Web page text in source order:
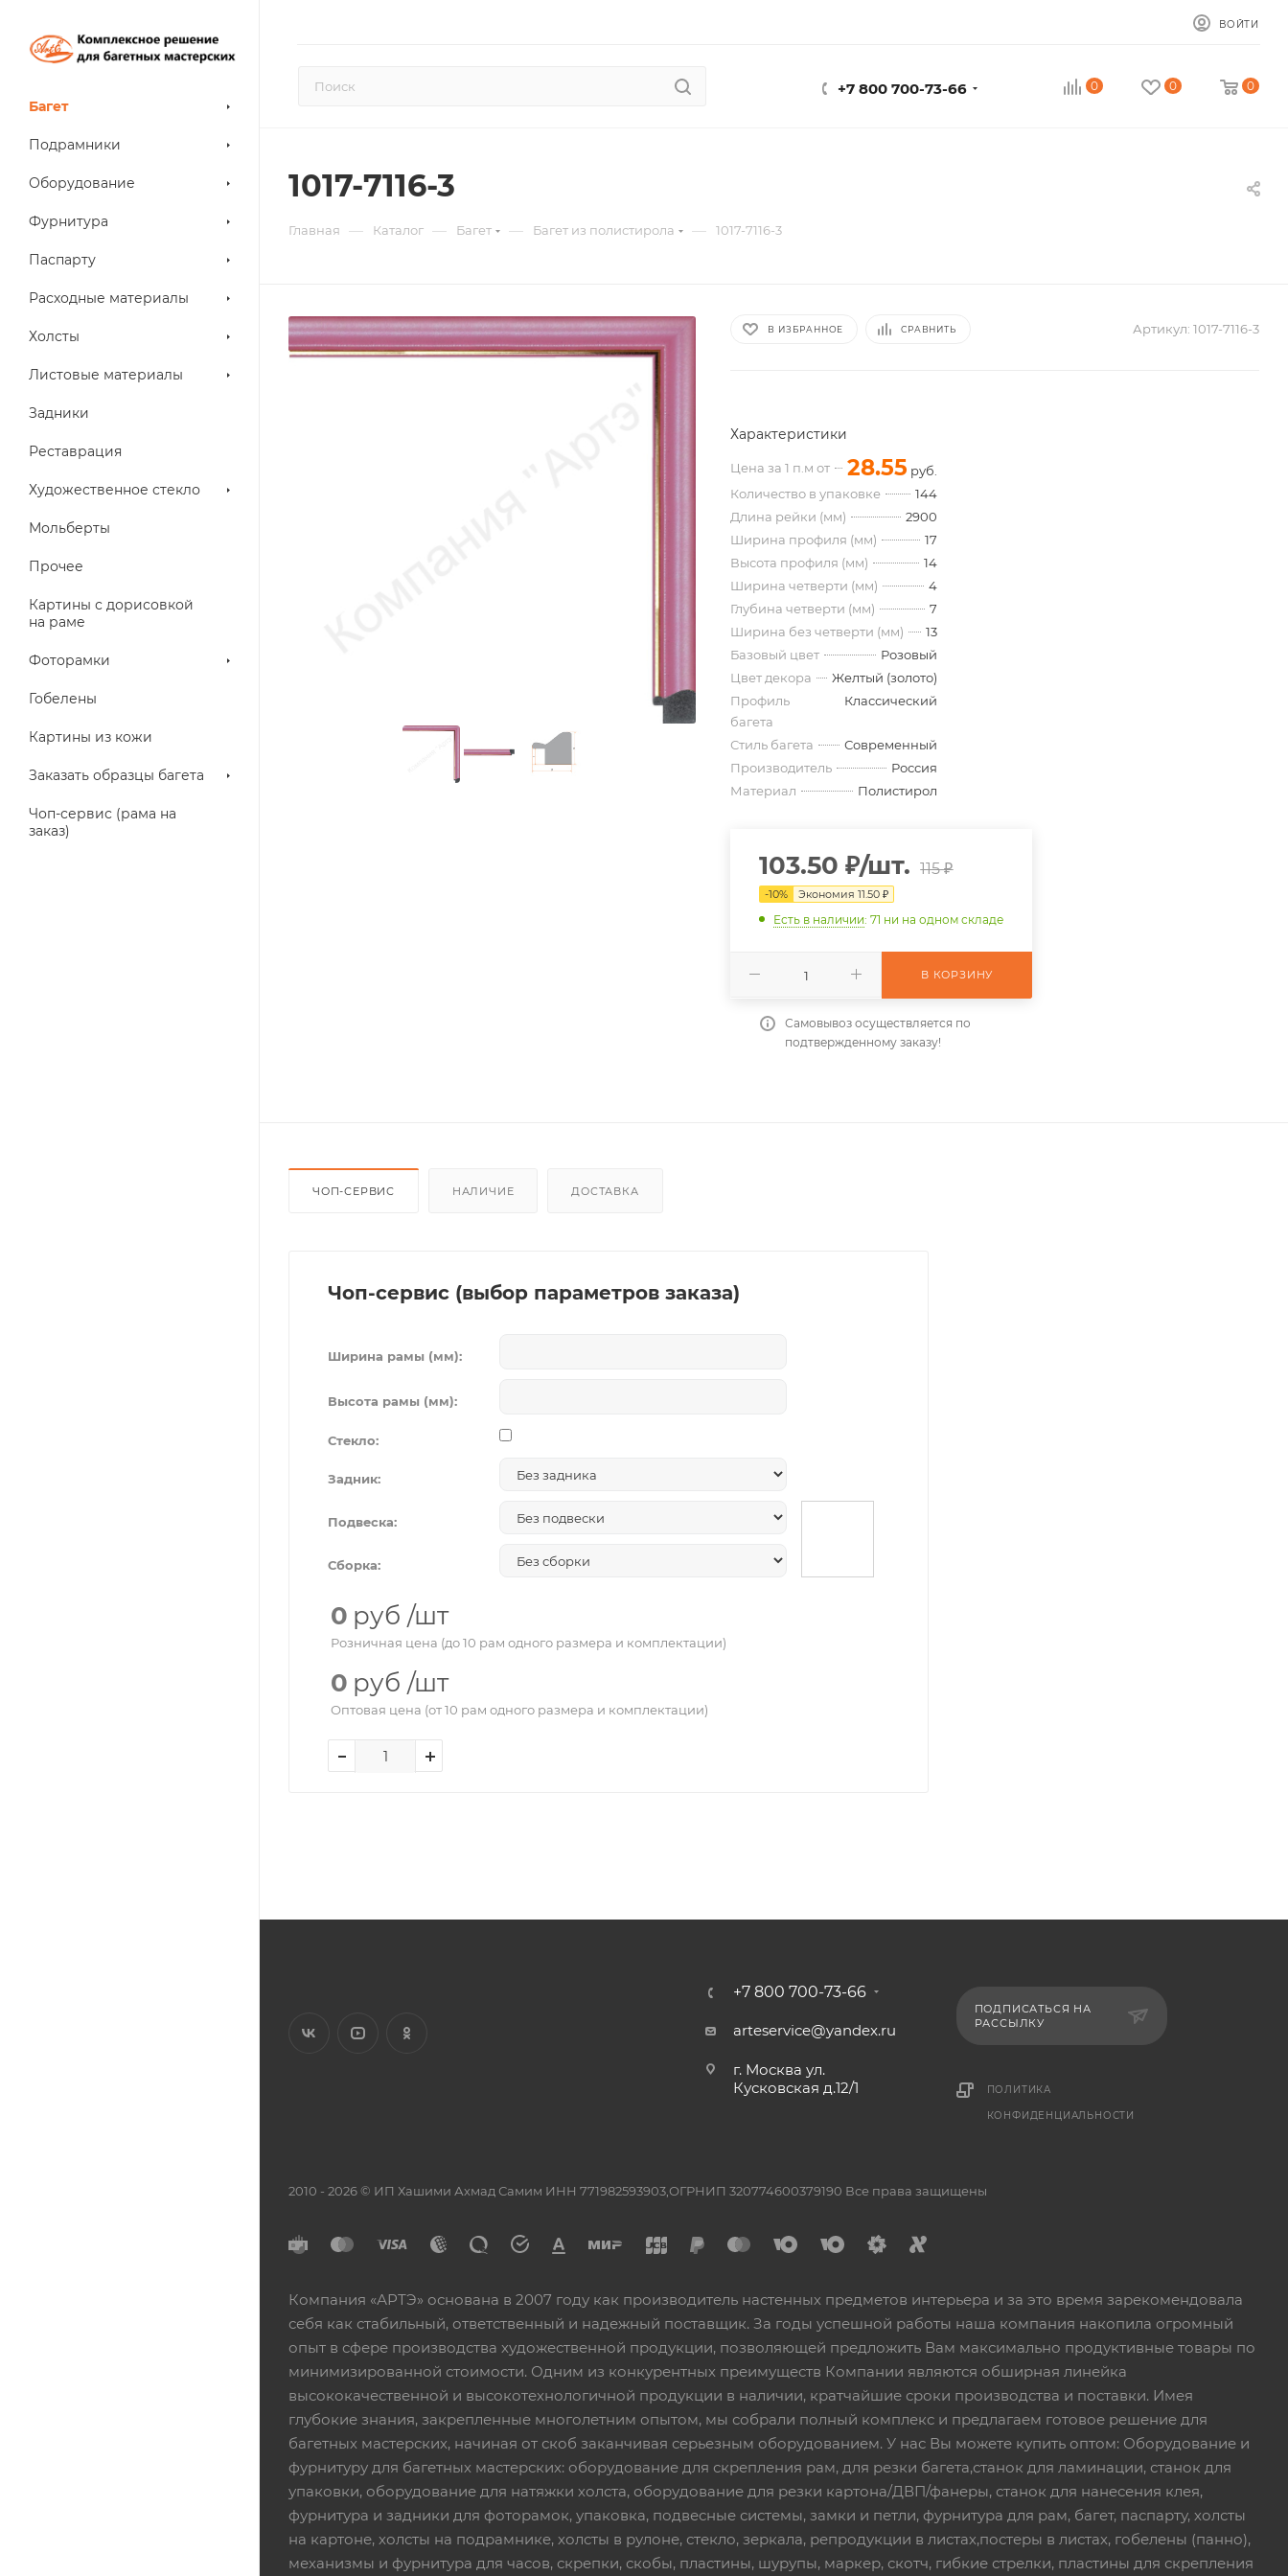
ВОЙТИ
+7 800 700-73-66 0 0 0
Багет
Подрамники
Оборудование
Фурнитура
Паспарту
Расходные материалы
Холсты
Листовые материалы
Задники
Реставрация
Художественное стекло
Мольберты
Прочее
Картины с дорисовкой
на раме
Фоторамки
Гобелены
Картины из кожи
Заказать образцы багета
Чоп-сервис (рама на
заказ)
1017-7116-3
Главная — Каталог — Багет — Багет из полистирола — 1017-7116-3
В ИЗБРАННОЕ СРАВНИТЬ Артикул: 1017-7116-3
Характеристики
Цена за 1 п.м от 28.55 руб.
Количество в упаковке
144
Длина рейки (мм)
2900
Ширина профиля (мм)
17
Высота профиля (мм)
14
Ширина четверти (мм)
4
Глубина четверти (мм)
7
Ширина без четверти (мм)
13
Базовый цвет
Розовый
Цвет декора
Желтый (золото)
Профиль
багета
Классический
Стиль багета
Современный
Производитель
Россия
Материал
Полистирол
103.50 ₽/шт. 115₽
-10% Экономия 11.50 ₽
Есть в наличии: 71 ни на одном складе
В КОРЗИНУ
Самовывоз осуществляется по
подтвержденному заказу!
ЧОП-СЕРВИС НАЛИЧИЕ ДОСТАВКА
Чоп-сервис (выбор параметров заказа)
Ширина рамы (мм):
Высота рамы (мм):
Стекло:
Задник:
Подвеска:
Сборка:
0 руб /шт
Розничная цена (до 10 рам одного размера и комплектации)
0 руб /шт
Оптовая цена (от 10 рам одного размера и комплектации)
+7 800 700-73-66
arteservice@yandex.ru
г. Москва ул.
Кусковская д.12/1
ПОДПИСАТЬСЯ НА
РАССЫЛКУ
ПОЛИТИКА
КОНФИДЕНЦИАЛЬНОСТИ
2010 - 2026 © ИП Хашими Ахмад Самим ИНН 771982593903,ОГРНИП 320774600379190 Все права защищены
Компания «АРТЭ» основана в 2007 году как производитель настенных предметов интерьера и за это время зарекомендовала
себя как стабильный, ответственный и надежный поставщик. За годы успешной работы наша компания накопила огромный
опыт в сфере производства художественной продукции, позволяющей предложить Вам максимально продуктивные товары по
минимизированной стоимости. Одним из конкурентных преимуществ Компании являются обширная линейка
высококачественной и высокотехнологичной продукции в наличии, кратчайшие сроки производства и поставки. Имея
глубокие знания, закрепленные многолетним опытом, мы собрали полный комплекс и предлагаем готовое решение для
багетных мастерских, начиная от скоб заканчивая серьезным оборудованием. У нас Вы можете купить оптом: Оборудование и
фурнитуру для багетных мастерских: оборудование для скрепления рам, для резки багета,станок для ламинации, станок для
упаковки, оборудование для натяжки холста, оборудование для резки картона/ДВП/фанеры, станок для нанесения клея,
фурнитура и задники для фоторамок, упаковка, подвесные системы, замки и петли, фурнитура для рам, багет, паспарту, холсты
на картоне, холсты на подрамнике, холсты в рулоне, стекло, зеркала, репродукции в листах,постеры в листах, гобелены (панно),
механизмы и фурнитура для часов, скрепки, скобы, пластины, шурупы, маркер, скотч, гибкие стрелки, пластины для скрепления